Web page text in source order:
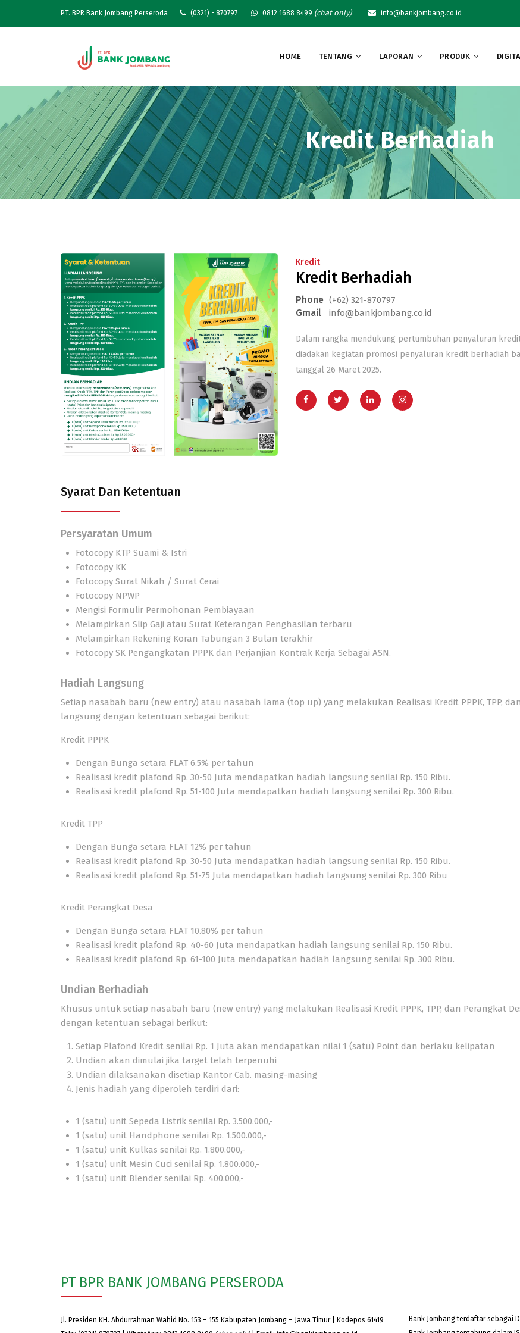
PT. BPR Bank Jombang Perseroda (0321) - 870797 0812 1688 8499 (chat only) info@bankjombang.co.id
HOME TENTANG LAPORAN PRODUK
Kredit Berhadiah
Kredit
Kredit Berhadiah
Phone (+62) 321-870797
Gmail info@bankjombang.co.id
Dalam rangka mendukung pertumbuhan penyaluran
diadakan kegiatan promosi penyaluran kredit berhadiah
tanggal 26 Maret 2025.
Syarat Dan Ketentuan
Persyaratan Umum
Fotocopy KTP Suami & Istri
Fotocopy KK
Fotocopy Surat Nikah / Surat Cerai
Fotocopy NPWP
Mengisi Formulir Permohonan Pembiayaan
Melampirkan Slip Gaji atau Surat Keterangan Penghasilan terbaru
Melampirkan Rekening Koran Tabungan 3 Bulan terakhir
Fotocopy SK Pengangkatan PPPK dan Perjanjian Kontrak Kerja Sebagai ASN.
Hadiah Langsung
Setiap nasabah baru (new entry) atau nasabah lama (top up) yang melakukan Realisasi Kredit PPPK, TPP,
langsung dengan ketentuan sebagai berikut:
Kredit PPPK
Dengan Bunga setara FLAT 6.5% per tahun
Realisasi kredit plafond Rp. 30-50 Juta mendapatkan hadiah langsung senilai Rp. 150 Ribu.
Realisasi kredit plafond Rp. 51-100 Juta mendapatkan hadiah langsung senilai Rp. 300 Ribu.
Kredit TPP
Dengan Bunga setara FLAT 12% per tahun
Realisasi kredit plafond Rp. 30-50 Juta mendapatkan hadiah langsung senilai Rp. 150 Ribu.
Realisasi kredit plafond Rp. 51-75 Juta mendapatkan hadiah langsung senilai Rp. 300 Ribu
Kredit Perangkat Desa
Dengan Bunga setara FLAT 10.80% per tahun
Realisasi kredit plafond Rp. 40-60 Juta mendapatkan hadiah langsung senilai Rp. 150 Ribu.
Realisasi kredit plafond Rp. 61-100 Juta mendapatkan hadiah langsung senilai Rp. 300 Ribu.
Undian Berhadiah
Khusus untuk setiap nasabah baru (new entry) yang melakukan Realisasi Kredit PPPK, TPP, dan Perangkat
dengan ketentuan sebagai berikut:
Setiap Plafond Kredit senilai Rp. 1 Juta akan mendapatkan nilai 1 (satu) Point dan berlaku kelipatan
Undian akan dimulai jika target telah terpenuhi
Undian dilaksanakan disetiap Kantor Cab. masing-masing
Jenis hadiah yang diperoleh terdiri dari:
1 (satu) unit Sepeda Listrik senilai Rp. 3.500.000,-
1 (satu) unit Handphone senilai Rp. 1.500.000,-
1 (satu) unit Kulkas senilai Rp. 1.800.000,-
1 (satu) unit Mesin Cuci senilai Rp. 1.800.000,-
1 (satu) unit Blender senilai Rp. 400.000,-
PT BPR BANK JOMBANG PERSERODA
Jl. Presiden KH. Abdurrahman Wahid No. 153 – 155 Kabupaten Jombang – Jawa Timur | Kodepos 61419
Bank Jombang terdaftar sebagai